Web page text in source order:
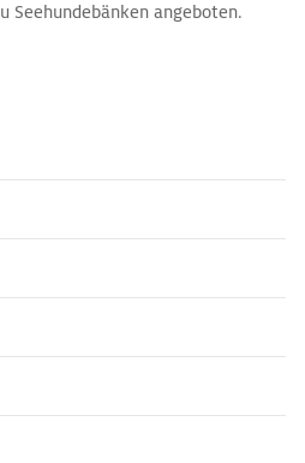
Seehundebänken angeboten.